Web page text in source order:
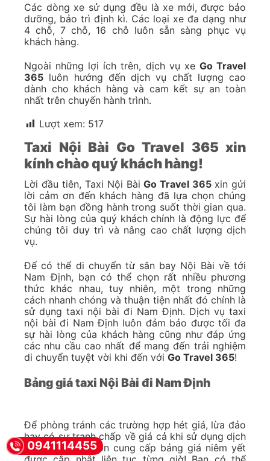
Các dòng xe sử dụng đều là xe mới, được bảo
dưỡng, bảo trì định kì. Các loại xe đa dạng như
4 chỗ, 7 chỗ, 16 chỗ luôn sẵn sàng phục vụ
khách hàng.
Ngoài những lợi ích trên, dịch vụ xe Go Travel
365 luôn hướng đến dịch vụ chất lượng cao
dành cho khách hàng và cam kết sự an toàn
nhất trên chuyến hành trình.
Lượt xem: 517
Taxi Nội Bài Go Travel 365 xin
kính chào quý khách hàng!
Lời đầu tiên, Taxi Nội BàiGo Travel 365 xin gửi
lời cảm ơn đến khách hàng đã lựa chọn chúng
tôi làm bạn đồng hành trong suốt thời gian qua.
Sự hài lòng của quý khách chính là động lực để
chúng tôi duy trì và nâng cao chất lượng dịch
vụ.
Để có thể di chuyển từ sân bay Nội Bài về tới
Nam Định, bạn có thể chọn rất nhiều phương
thức khác nhau, tuy nhiên, một trong những
cách nhanh chóng và thuận tiện nhất đó chính là
sử dụng taxi nội bài đi Nam Định. Dịch vụ taxi
nội bài đi Nam Định luôn đảm bảo được tối đa
sự hài lòng của khách hàng cũng như đáp ứng
các nhu cầu cao nhất để mang đến trải nghiệm
di chuyển tuyệt vời khi đến với Go Travel 365!
Bảng giá taxi Nội Bài đi Nam Định
Để phòng tránh các trường hợp hét giá, lừa đảo
hay có sự tranh chấp về giá cả khi sử dụng dịch
vụ, chúng tôi luôn cung cấp bảng giá niêm yết
0941114455